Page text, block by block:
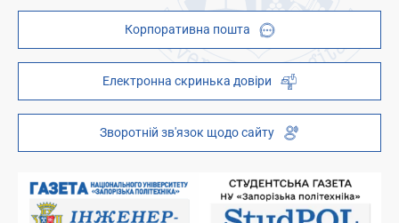
Студентам
Дитячо-юнацький науковий університет (ДЮНУ)
Відокремлені структурні підрозділи
Наукова бібліотека
Телефонний довідник
Інституційний репозиторій
Стипендії і гранти
ZP - QR code
Молодіжний хаб «FREETIME»
Платні послуги
Накази та розпорядження для оприлюднення
Міністерство освіти і науки України
Корпоративна пошта
Електронна скринька довіри
Зворотній зв'язок щодо сайту